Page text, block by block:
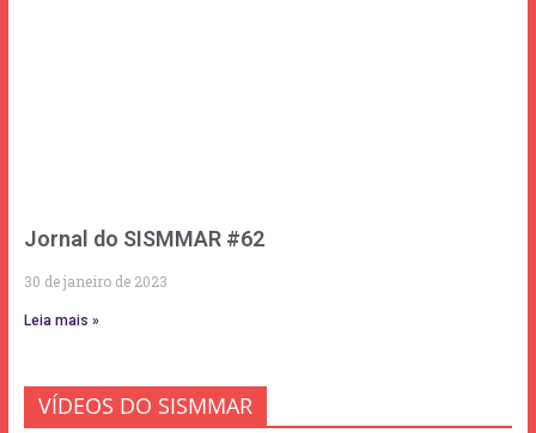
Jornal do SISMMAR #62
30 de janeiro de 2023
Leia mais »
VÍDEOS DO SISMMAR